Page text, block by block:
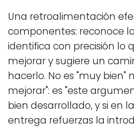
Una retroalimentación
componentes: reconoce
identifica con precisión lo
mejorar y sugiere un
hacerlo. No es "muy bien"
mejorar": es "este
bien desarrollado, y si en
entrega refuerzas la